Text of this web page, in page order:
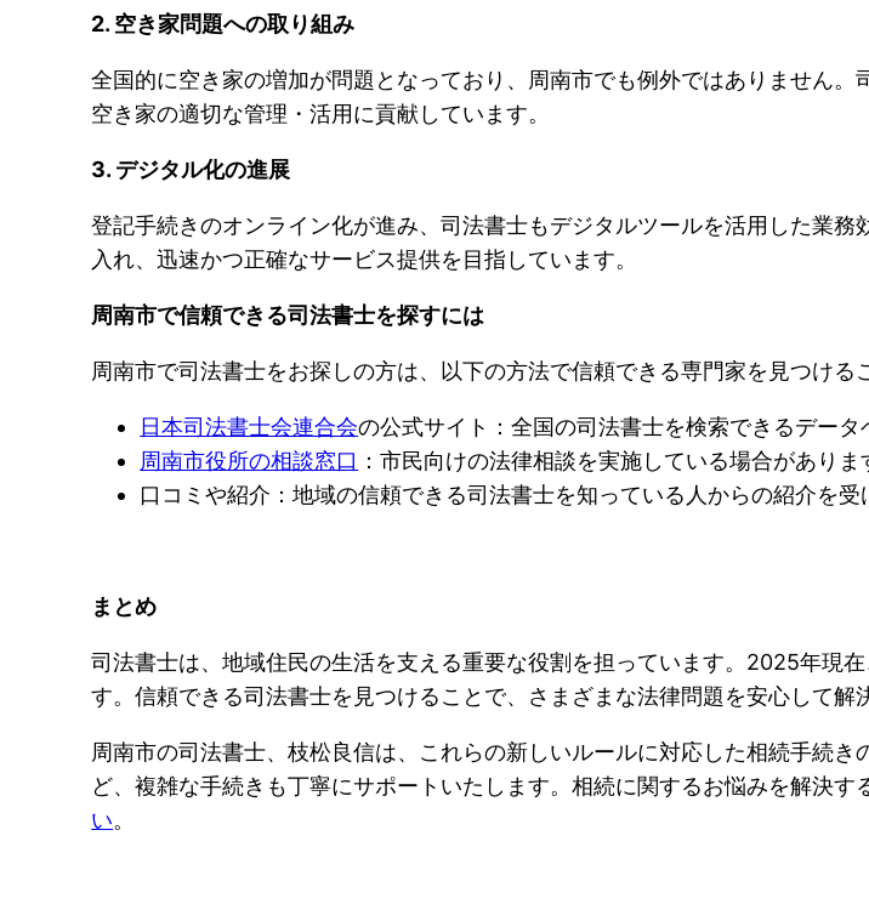
2. 空き家問題への取り組み
全国的に空き家の増加が問題となっており、周南市でも例外ではありません
空き家の適切な管理・活用に貢献しています。
3. デジタル化の進展
登記手続きのオンライン化が進み、司法書士もデジタルツールを活用した業
入れ、迅速かつ正確なサービス提供を目指しています。
周南市で信頼できる司法書士を探すには
周南市で司法書士をお探しの方は、以下の方法で信頼できる専門家を見つける
日本司法書士会連合会の公式サイト：全国の司法書士を検索できるデータ
周南市役所の相談窓口 ：市民向けの法律相談を実施している場合がありま
口コミや紹介：地域の信頼できる司法書士を知っている人からの紹介を受
まとめ
司法書士は、地域住民の生活を支える重要な役割を担っています。2025年現
す。信頼できる司法書士を見つけることで、さまざまな法律問題を安心して解
周南市の司法書士、枝松良信は、これらの新しいルールに対応した相続手続
ど、複雑な手続きも丁寧にサポートいたします。相続に関するお悩みを解決す
い。